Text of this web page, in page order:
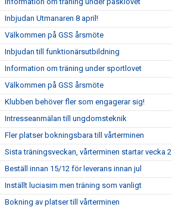
Inbjudan Utmanaren 8 april!
Välkommen på GSS årsmöte
Inbjudan till funktionärsutbildning
Information om träning under sportlovet
Välkommen på GSS årsmöte
Klubben behöver fler som engagerar sig!
Intresseanmälan till ungdomsteknik
Fler platser bokningsbara till vårterminen
Sista träningsveckan, vårterminen startar vecka 2
Beställ innan 15/12 för leverans innan jul
Inställt luciasim men träning som vanligt
Bokning av platser till vårterminen